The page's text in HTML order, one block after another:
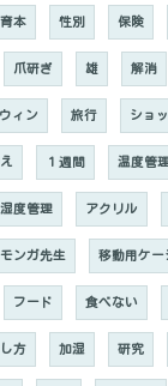
本 性別 保険
爪研ぎ 雄 解消
ィン 旅行 ショ
１週間 温度管
湿度管理 アクリル
ンガ先生 移動用ケー
フード 食べない
方 加湿 研究